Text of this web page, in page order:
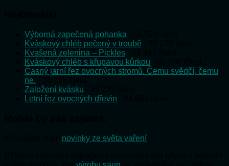
Výborná zapečená pohanka
Kváskový chléb pečený v troubě
Kvašená zelenina – Pickles
Kváskový chléb s křupavou kůrkou
Časný jarní řez ovocných stromů. Čemu svědčí, čemu
ne.
Založení kvásku
Letní řez ovocných dřevin
novinky ze světa vaření